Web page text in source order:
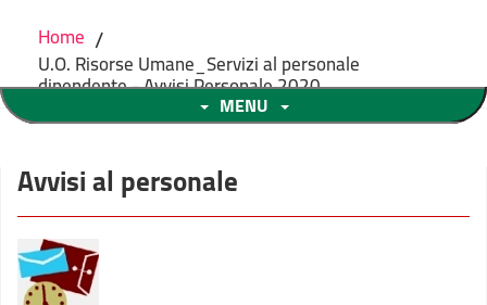
Home /
U.O. Risorse Umane_Servizi al personale
dipendente - Avvisi Personale 2020
MENU
Avvisi al personale